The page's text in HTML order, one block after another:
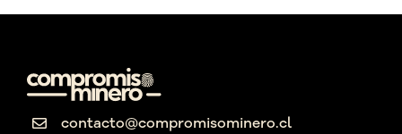
contacto@compromisominero.cl